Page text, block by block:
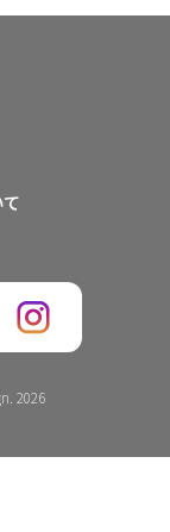
2026